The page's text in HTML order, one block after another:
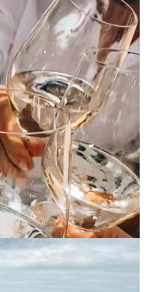
GUTEN
südlichsten Punkt
Vielfalt sowas von in